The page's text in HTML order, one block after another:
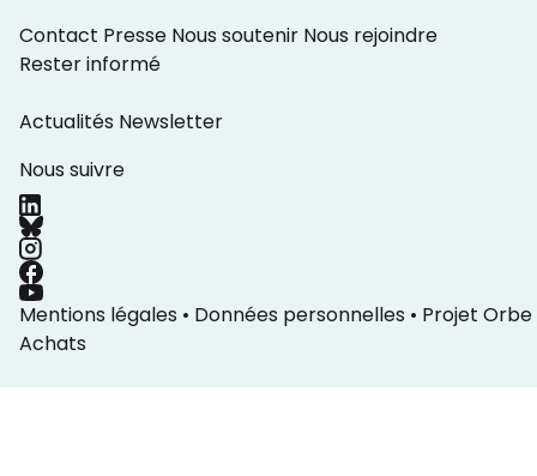
Contact Presse Nous soutenir Nous rejoindre
Rester informé
Actualités Newsletter
Nous suivre
Mentions légales • Données personnelles • Projet Orbe
Achats